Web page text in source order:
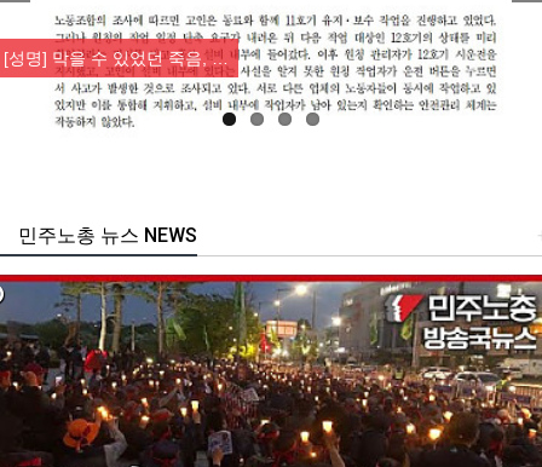
[성명] 막을 수 있었던 죽음, …
주노총 뉴스 NEWS